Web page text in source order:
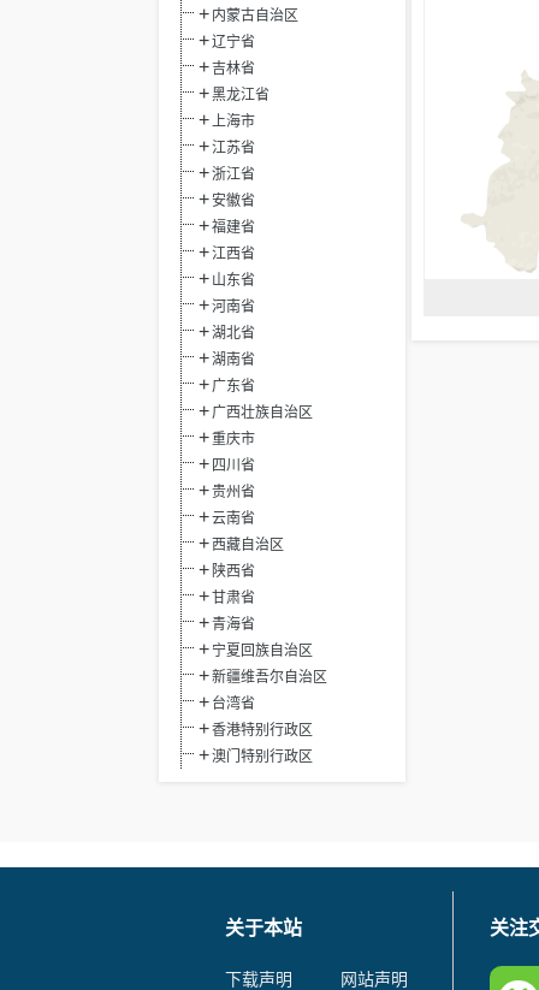
内蒙古自治区
辽宁省
吉林省
黑龙江省
上海市
江苏省
浙江省
安徽省
福建省
江西省
山东省
河南省
湖北省
湖南省
广东省
广西壮族自治区
重庆市
四川省
贵州省
云南省
西藏自治区
陕西省
甘肃省
青海省
宁夏回族自治区
新疆维吾尔自治区
台湾省
香港特别行政区
澳门特别行政区
关于本站
下载声明
网站声明
关注